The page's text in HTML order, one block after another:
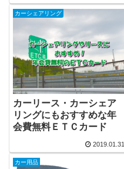
カーシェアリング
カーリース・カーシェア
リングにもおすすめな年
会費無料ＥＴＣカード
2019.01.31
カー用品